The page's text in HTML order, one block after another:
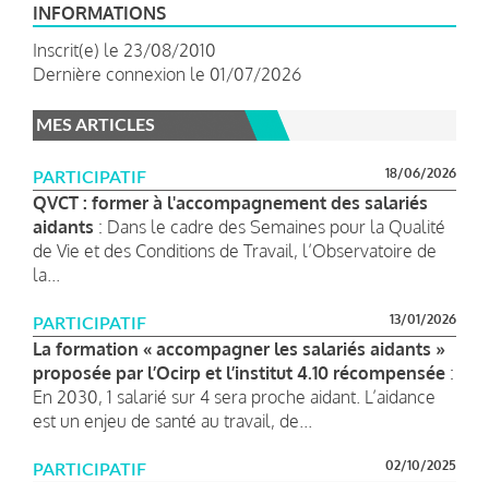
INFORMATIONS
Inscrit(e) le 23/08/2010
Dernière connexion le 01/07/2026
MES ARTICLES
PARTICIPATIF 18/06/2026
QVCT : former à l'accompagnement des salariés
aidants : Dans le cadre des Semaines pour la Qualité
de Vie et des Conditions de Travail, l’Observatoire de
la...
PARTICIPATIF 13/01/2026
La formation « accompagner les salariés aidants »
proposée par l’Ocirp et l’institut 4.10 récompensée :
En 2030, 1 salarié sur 4 sera proche aidant. L’aidance
est un enjeu de santé au travail, de...
PARTICIPATIF 02/10/2025